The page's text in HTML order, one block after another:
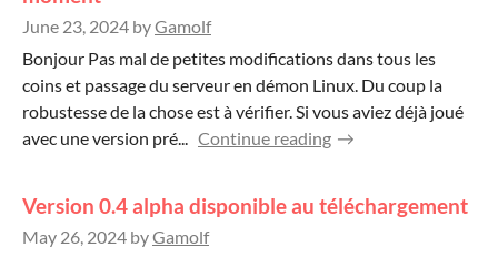
June 23, 2024 byGamolf
Bonjour Pas mal de petites modifications dans tous les
coins et passage du serveur en démon Linux. Du coup la
robustesse de la chose est à vérifier. Si vous aviez déjà joué
avec une version pré... Continue reading
Version 0.4 alpha disponible au téléchargement
May 26, 2024 byGamolf